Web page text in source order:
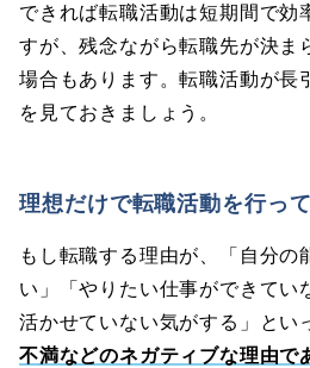
できれば転職活動は短期間で効
すが、残念ながら転職先が決ま
場合もあります。転職活動が長
を見ておきましょう。
理想だけで転職活動を行っ
もし転職する理由が、「自分の
い」「やりたい仕事ができてい
活かせていない気がする」とい
不満などのネガティブな理由で